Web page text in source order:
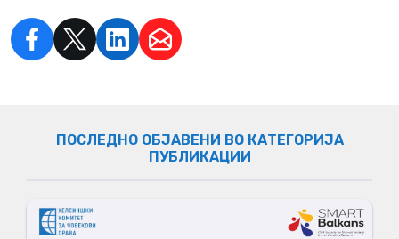
ПОСЛЕДНО ОБЈАВЕНИ ВО КАТЕГОРИЈА
ПУБЛИКАЦИИ